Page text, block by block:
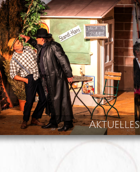
Aktuelles